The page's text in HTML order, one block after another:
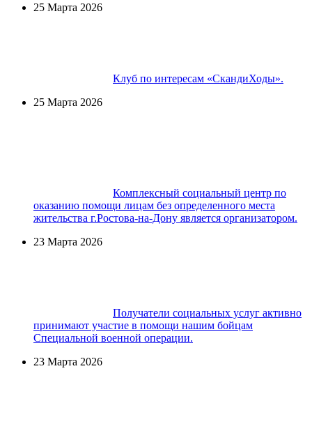
25 Марта 2026
Клуб по интересам «СкандиХоды».
25 Марта 2026
Комплексный социальный центр по
оказанию помощи лицам без определенного места
жительства г.Ростова-на-Дону является организатором.
23 Марта 2026
Получатели социальных услуг активно
принимают участие в помощи нашим бойцам
Специальной военной операции.
23 Марта 2026